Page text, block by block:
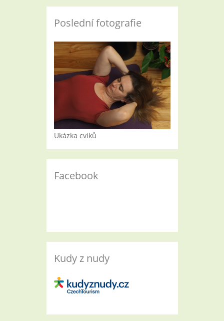
Poslední fotografie
Ukázka cviků
Facebook
Kudy z nudy